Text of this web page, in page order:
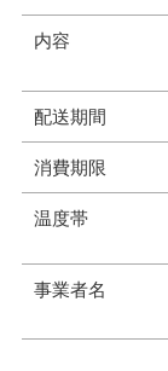
内容
配送期間
消費期限
温度帯
事業者名